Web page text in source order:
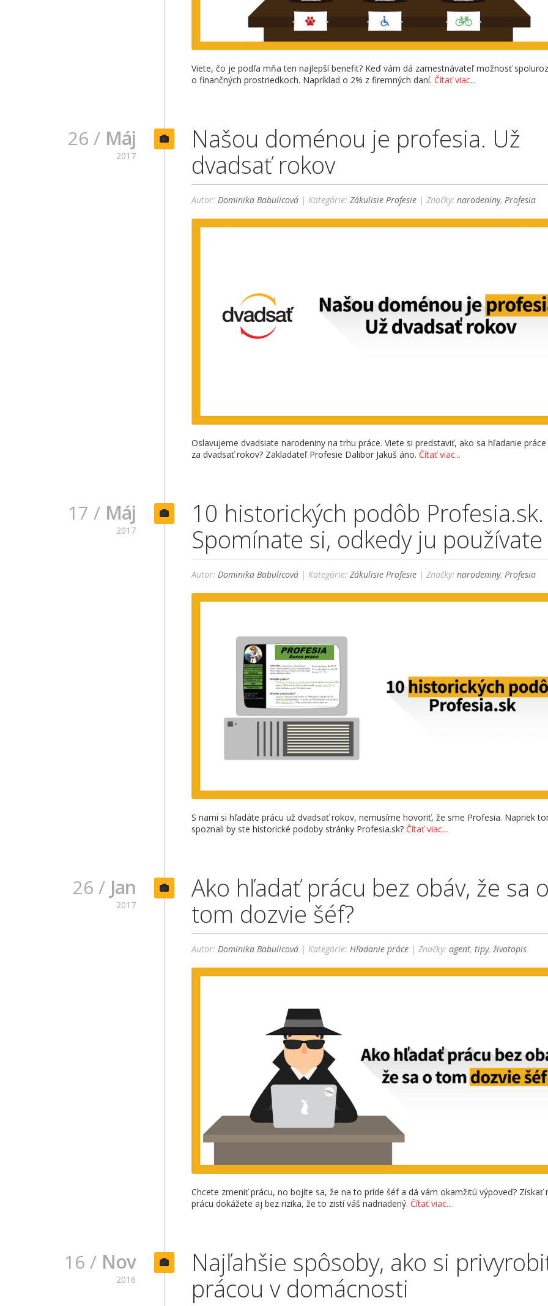
Viete, čo je podľa mňa ten najlepší benefit? Keď vám dá zamestnávateľ možnosť
o finančných prostriedkoch. Napríklad o 2% z firemných daní. Čítať viac...
26 / Máj
2017
Našou doménou je profesia. Už
dvadsať rokov
Autor:Dominika Babulicová | Kategórie:Zákulisie Profesie | Značky:narodeniny,Profesia
Oslavujeme dvadsiate narodeniny na trhu práce. Viete si predstaviť, ako sa hľadanie
za dvadsať rokov? Zakladateľ Profesie Dalibor Jakuš áno. Čítať viac...
17 / Máj
2017
10 historických podôb Profesia.sk.
Spomínate si, odkedy ju používate
Autor:Dominika Babulicová | Kategórie:Zákulisie Profesie | Značky:narodeniny,Profesia
S nami si hľadáte prácu už dvadsať rokov, nemusíme hovoriť, že sme Profesia. Napriek
spoznali by ste historické podoby stránky Profesia.sk? Čítať viac...
26 / Jan
2017
Ako hľadať prácu bez obáv, že sa
tom dozvie šéf?
Autor:Dominika Babulicová | Kategórie:Hľadanie práce | Značky:agent,tipy,životopis
Chcete zmeniť prácu, no bojíte sa, že na to príde šéf a dá vám okamžitú výpoveď? Získať
prácu dokážete aj bez rizika, že to zistí váš nadriadený. Čítať viac...
16 / Nov
2016
Najľahšie spôsoby, ako si
prácou v domácnosti